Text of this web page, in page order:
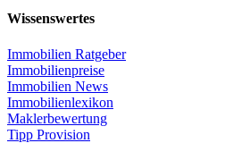
Wissenswertes
Immobilien Ratgeber
Immobilienpreise
Immobilien News
Immobilienlexikon
Maklerbewertung
Tipp Provision